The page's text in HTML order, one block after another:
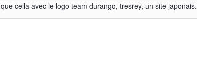
cella avec le logo team durango, tresrey, un site japonais.